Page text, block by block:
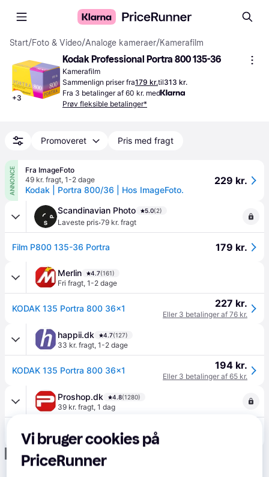
Start/Foto & Video/Analoge kameraer/Kamerafilm
+3
Kodak Professional Portra 800 135-36
Kamerafilm
Sammenlign priser fra179 kr.til313 kr.
Fra 3 betalinger af 60 kr. med
Prøv fleksible betalinger*
Promoveret Pris med fragt
ANNONCE
Fra ImageFoto
49 kr. fragt, 1-2 dage
Kodak | Portra 800/36 | Hos ImageFoto.
229 kr.
Scandinavian Photo 5.0(2)
Laveste pris·79 kr. fragt
Film P800 135-36 Portra 179 kr.
Merlin 4.7(161)
Fri fragt, 1-2 dage
KODAK 135 Portra 800 36x1 227 kr.
Eller 3 betalinger af 76 kr.
happii.dk 4.7(127)
33 kr. fragt, 1-2 dage
KODAK 135 Portra 800 36x1 194 kr.
Eller 3 betalinger af 65 kr.
Proshop.dk 4.8(1280)
39 kr. fragt, 1 dag
KODAK 135 Portra 800 36x1
Annonce
Vi bruger cookies på
PriceRunner